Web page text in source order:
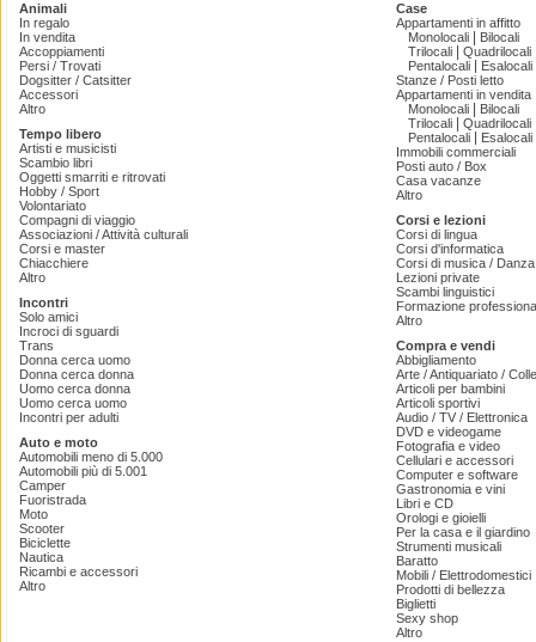
Animali
In regalo
In vendita
Accoppiamenti
Persi / Trovati
Dogsitter / Catsitter
Accessori
Altro
Tempo libero
Artisti e musicisti
Scambio libri
Oggetti smarriti e ritrovati
Hobby / Sport
Volontariato
Compagni di viaggio
Associazioni / Attività culturali
Corsi e master
Chiacchiere
Altro
Incontri
Solo amici
Incroci di sguardi
Trans
Donna cerca uomo
Donna cerca donna
Uomo cerca donna
Uomo cerca uomo
Incontri per adulti
Auto e moto
Automobili meno di 5.000
Automobili più di 5.001
Camper
Fuoristrada
Moto
Scooter
Biciclette
Nautica
Ricambi e accessori
Altro
Case
Appartamenti in affitto
Monolocali
Bilocali
Trilocali
Quadrilocali
Pentalocali
Esalocali
Stanze / Posti letto
Appartamenti in vendita
Monolocali
Bilocali
Trilocali
Quadrilocali
Pentalocali
Esalocali
Immobili commerciali
Posti auto / Box
Casa vacanze
Altro
Corsi e lezioni
Corsi di lingua
Corsi d'informatica
Corsi di musica /
Lezioni private
Scambi linguistici
Formazione
Altro
Compra e vendi
Abbigliamento
Arte / Antiquariato /
Articoli per bambini
Articoli sportivi
Audio / TV / Elettronica
DVD e videogame
Fotografia e video
Cellulari e accessori
Computer e software
Gastronomia e vini
Libri e CD
Orologi e gioielli
Per la casa e il giardino
Strumenti musicali
Baratto
Mobili / Elettrodomestici
Prodotti di bellezza
Biglietti
Sexy shop
Altro